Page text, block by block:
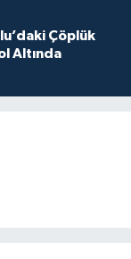
Çöplük
Altında